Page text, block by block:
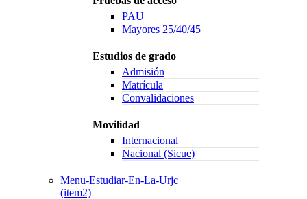
PAU
Mayores 25/40/45
Estudios de grado
Admisión
Matrícula
Convalidaciones
Movilidad
Internacional
Nacional (Sicue)
Menu-Estudiar-En-La-Urjc
(item2)